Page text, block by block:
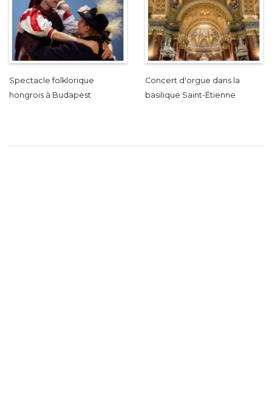
Spectacle folklorique
hongrois à Budapest
Concert d'orgue dans la
basilique Saint-Étienne